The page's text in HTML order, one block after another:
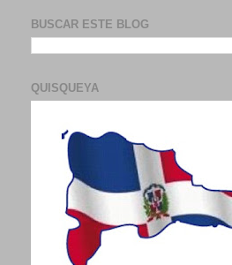
BUSCAR ESTE BLOG
QUISQUEYA